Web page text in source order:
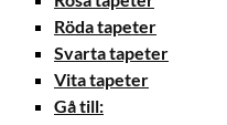
Röda tapeter
Svarta tapeter
Vita tapeter
Gå till: